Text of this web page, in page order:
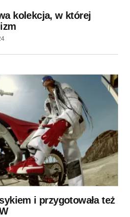
kolekcja, w której
i przygotowała też